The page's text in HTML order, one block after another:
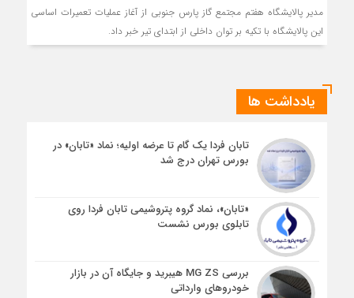
مدیر پالایشگاه هفتم مجتمع گاز پارس جنوبی از آغاز عملیات تعمیرات اساسی
این پالایشگاه با تکیه بر توان داخلی از ابتدای تیر خبر داد.
یادداشت ها
تابان فردا یک گام تا عرضه اولیه؛ نماد «تابان» در
بورس تهران درج شد
«تابان»، نماد گروه پتروشیمی تابان فردا روی
تابلوی بورس نشست
بررسی MG ZS هیبرید و جایگاه آن در بازار
خودروهای وارداتی